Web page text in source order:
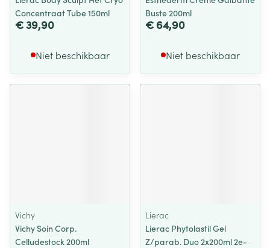
Concentraat Tube 150ml
€ 39,90
Niet beschikbaar
Buste 200ml
€ 64,90
Niet beschikbaar
Vichy
Vichy Soin Corp.
Celludestock 200ml
Lierac
Lierac Phytolastil Gel
Z/parab. Duo 2x200ml 2e-